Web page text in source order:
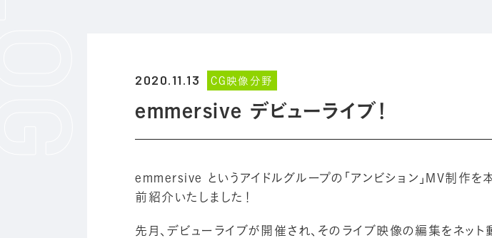
2020.11.13 CG映像分野
emmersive デビューライブ！
emmersive というアイドルグループの「アンビション」MV制作
前紹介いたしました！
先月、デビューライブが開催され、そのライブ映像の編集をネッ